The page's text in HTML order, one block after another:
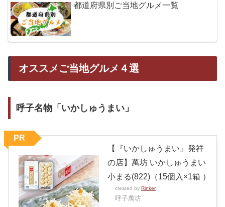
都道府県別ご当地グルメ一覧
オススメご当地グルメ４選
呼子名物「いかしゅうまい」
【『いかしゅうまい』発祥
の店】萬坊 いかしゅうまい
小まる(822)（15個入×1箱 ）
created by Rinker
呼子萬坊
PR